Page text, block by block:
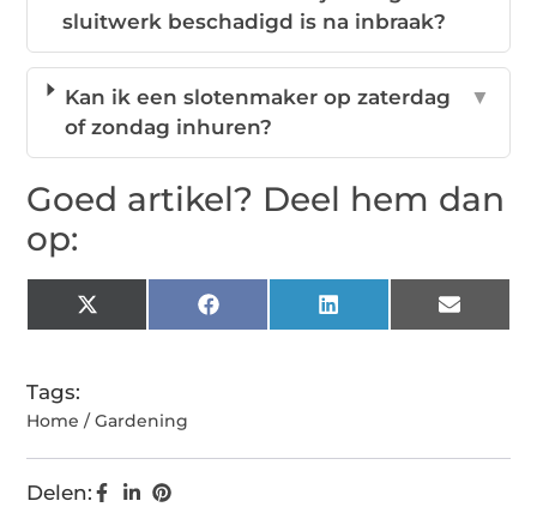
sluitwerk beschadigd is na inbraak?
Kan ik een slotenmaker op zaterdag
of zondag inhuren?
▼
Goed artikel? Deel hem dan
op:
X
(Twitter)
Facebook LinkedIn Email
Tags:
Home / Gardening
Delen: